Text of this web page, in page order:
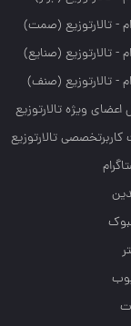
- تالارتوزيع (صمت)
- تالارتوزيع (صنايع)
- تالارتوزیع (صنف)
اعضای ویژه تالارتوزیع
کاربرتخصصی تالارتوزیع